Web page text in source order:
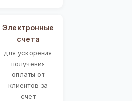
Электронные
счета
для ускорения
получения
оплаты от
клиентов за
счет